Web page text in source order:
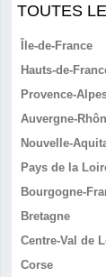
TOUTES
Île-de-France
Hauts-de-
Provence-
Auvergne-
Nouvelle-
Pays de la
Bourgogne-
Bretagne
Centre-Val de
Corse